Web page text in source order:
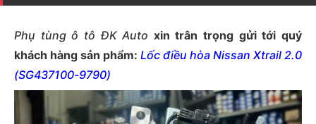
Phụ tùng ô tô ĐK Auto xin trân trọng gửi tới quý
khách hàng sản phẩm: Lốc điều hòa Nissan Xtrail 2.0
(SG437100-9790)